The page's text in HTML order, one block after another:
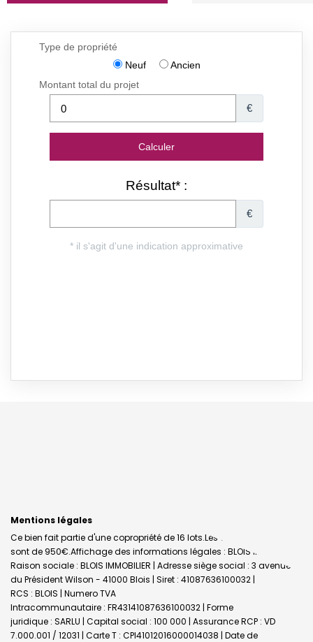
Mentions légales
Ce bien fait partie d'une copropriété de 16 lots.Les charges annuelles
sont de 950€.Affichage des informations légales : BLOIS IMMO |
Raison sociale : BLOIS IMMOBILIER | Adresse siège social : 3 avenue
du Président Wilson - 41000 Blois | Siret : 41087636100032 |
RCS : BLOIS | Numero TVA
Intracommunautaire : FR43141087636100032 | Forme
juridique : SARLU | Capital social : 100 000 | Assurance RCP : VD
7.000.001 / 12031 | Carte T : CPI41012016000014038 | Date de